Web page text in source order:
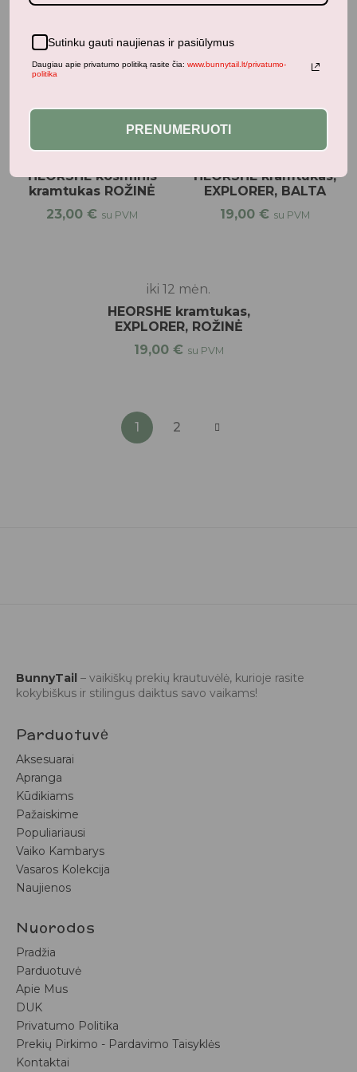
HEORSHE DENTAL
šiaudelis (senasis
gertuvės modelis)
4,95
Kramtukai, barškučiai
HEORSHE kosminis
kramtukas ROŽINĖ
23,00€ su PVM
iki 12 mėn.
HEORSHE kramtukas,
EXPLORER, BALTA
19,00 € su PVM
iki 12 mėn.
HEORSHE kramtukas,
EXPLORER, ROŽINĖ
19,00 € su PVM
1 2
BunnyTail – vaikiškų prekių krautuvėlė, kurioje rasite
kokybiškus ir stilingus daiktus savo vaikams!
Parduotuvė
Aksesuarai
Apranga
Kūdikiams
Pažaiskime
Populiariausi
Vaiko Kambarys
Vasaros Kolekcija
Naujienos
Nuorodos
Pradžia
Parduotuvė
Apie Mus
DUK
Privatumo Politika
Prekių Pirkimo - Pardavimo Taisyklės
Kontaktai
Sutinku gauti naujienas ir pasiūlymus
Daugiau apie privatumo politiką rasite čia: www.bunnytail.lt/privatumo-
politika
PRENUMERUOTI